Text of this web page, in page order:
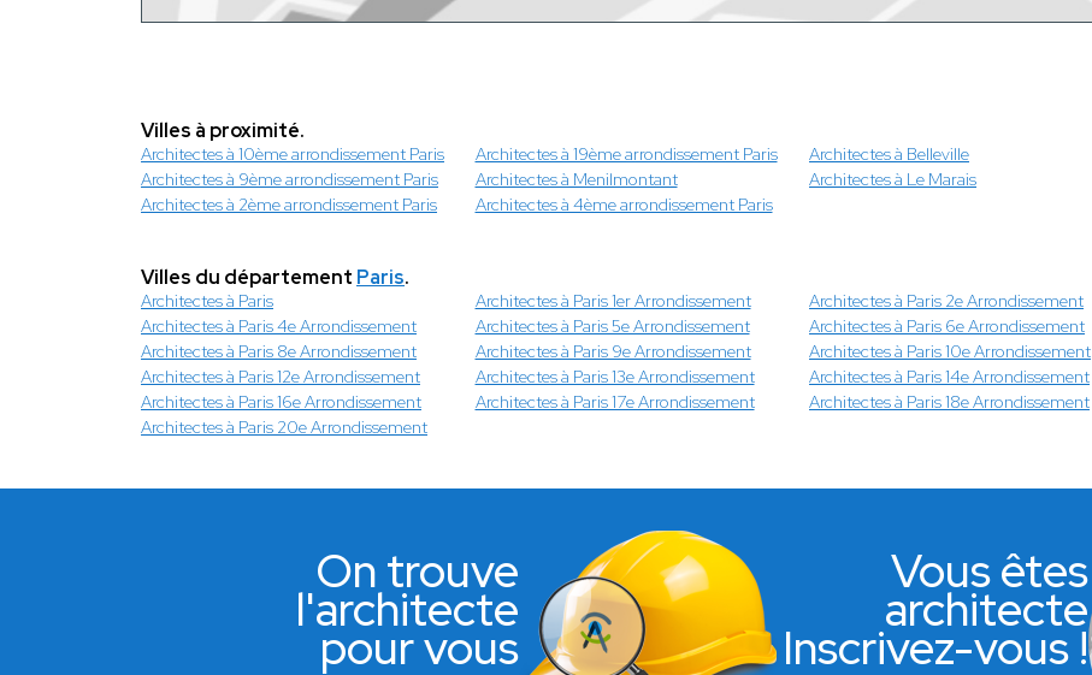
Villes à proximité.
Architectes à 10ème arrondissement Paris Architectes à 19ème arrondissement Paris Architectes à Belleville
Architectes à 9ème arrondissement Paris
Architectes à Menilmontant Architectes à Le Marais
Architectes à 2ème arrondissement Paris
Architectes à 4ème arrondissement Paris
Villes du département Paris.
Architectes à Paris Architectes à Paris 1er Arrondissement Architectes à Paris 2e Arrondissement
Architectes à Paris 4e Arrondissement
Architectes à Paris 5e Arrondissement Architectes à Paris 6e Arrondissement
Architectes à Paris 8e Arrondissement
Architectes à Paris 9e Arrondissement Architectes à Paris 10e Arrondissement
Architectes à Paris 12e Arrondissement
Architectes à Paris 13e Arrondissement Architectes à Paris 14e Arrondissement
Architectes à Paris 16e Arrondissement
Architectes à Paris 17e Arrondissement Architectes à Paris 18e Arrondissement
Architectes à Paris 20e Arrondissement
On trouve
l'architecte
pour vous
Vous êtes
architecte
Inscrivez-vous !